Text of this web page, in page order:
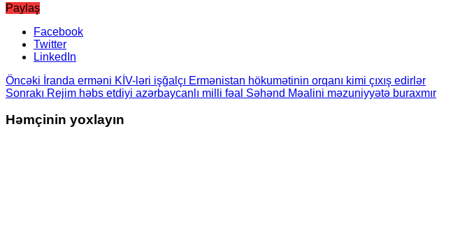
Paylaş
Facebook
Twitter
LinkedIn
Öncəki İranda erməni KİV-ləri işğalçı Ermənistan hökumətinin orqanı kimi çıxış edirlər
Sonrakı Rejim həbs etdiyi azərbaycanlı milli fəal Səhənd Məalini məzuniyyətə buraxmır
Həmçinin yoxlayın